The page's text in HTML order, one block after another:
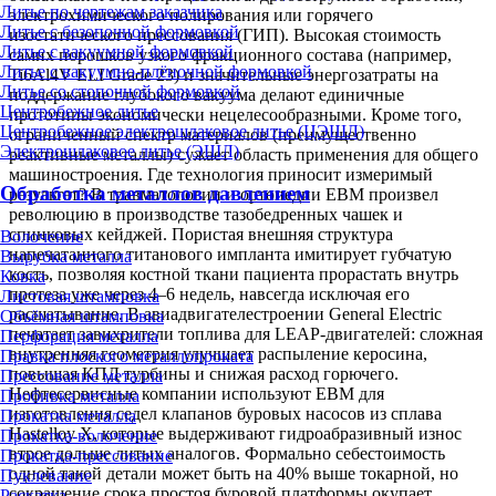
Литье по чертежам заказчика
Литье с безопочной формовкой
Литье с вакуумной формовкой
Литье с вакуумно-плёночной формовкой
Литье со стопочной формовкой
Центробежное литье
Центробежное электрошлаковое литье (ЦЭШЛ)
Электрошлаковое литье (ЭШЛ)
Обработка металлов давлением
Волочение
Вырубка металла
Ковка
Листовая штамповка
Объёмная штамповка
Перфорация металла
Правка плоского металлопроката
Прессование металла
Пробивка металла
Прокатка металла
Прокатка-волочение
Прокатка-прессование
Пуклевание
электрохимического полирования или горячего
изостатического прессования (ГИП). Высокая стоимость
самих порошков узкого фракционного состава (например,
Ti6Al4V ELI Grade 23) и значительные энергозатраты на
поддержание глубокого вакуума делают единичные
прототипы экономически нецелесообразными. Кроме того,
ограниченный спектр материалов (преимущественно
реактивные металлы) сужает область применения для общего
машиностроения. Где технология приносит измеримый
результат? В травматологии и ортопедии EBM произвел
революцию в производстве тазобедренных чашек и
спинковых кейджей. Пористая внешняя структура
напечатанного титанового импланта имитирует губчатую
кость, позволяя костной ткани пациента прорастать внутрь
протеза уже через 4–6 недель, навсегда исключая его
расшатывание. В авиадвигателестроении General Electric
печатает завихрители топлива для LEAP-двигателей: сложная
внутренняя геометрия улучшает распыление керосина,
повышая КПД турбины и снижая расход горючего.
Нефтесервисные компании используют EBM для
изготовления седел клапанов буровых насосов из сплава
Hastelloy X, которые выдерживают гидроабразивный износ
втрое дольше литых аналогов. Формально себестоимость
одной такой детали может быть на 40% выше токарной, но